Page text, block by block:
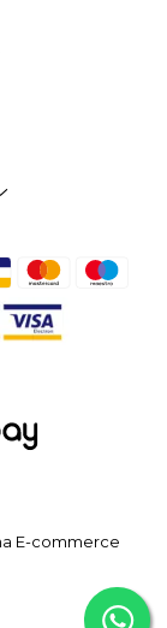
E-commerce